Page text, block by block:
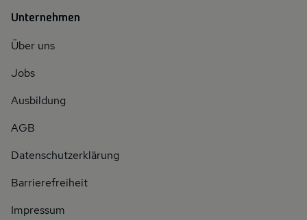
Unternehmen
Über uns
Jobs
Ausbildung
AGB
Datenschutzerklärung
Barrierefreiheit
Impressum